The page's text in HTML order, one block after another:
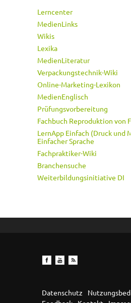
Lerncenter
MedienLinks
Wikis
Lexika
MedienLiteratur
Verpackungstechnik-Wiki
Online-Marketing-Lexikon
MedienEnglisch
Prüfungsvorbereitung
Fachbuch Reproduktion von
LernApp Einfach (Druck und
Einfacher Sprache
Fachpraktiker-Wiki
Branchensuche
Weiterbildungsinitiative DI
Datenschutz